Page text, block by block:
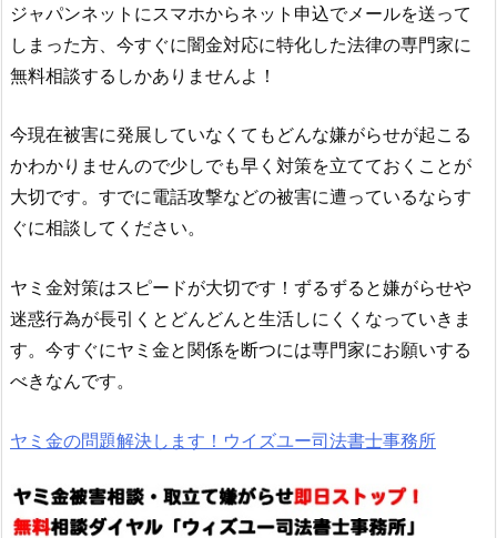
ジャパンネット にスマホからネット申込でメールを送って
しまった方、今すぐに闇金対応に特化した法律の専門家に
無料相談するしかありませんよ！
今現在被害に発展していなくてもどんな嫌がらせが起こる
かわかりませんので少しでも早く対策を立てておくことが
大切です。すでに電話攻撃などの被害に遭っているならす
ぐに相談してください。
ヤミ金対策はスピードが大切です！ずるずると嫌がらせや
迷惑行為が長引くとどんどんと生活しにくくなっていきま
す。今すぐにヤミ金と関係を断つには専門家にお願いする
べきなんです。
ヤミ金の問題解決します！ウイズユー司法書士事務所